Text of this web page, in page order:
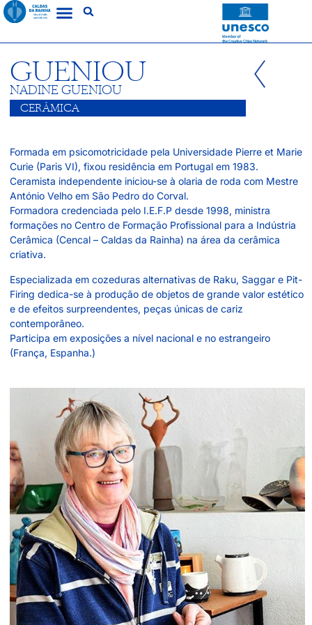
GUENIOU
NADINE GUENIOU
CERÂMICA
Formada em psicomotricidade pela Universidade Pierre et Marie
Curie (Paris VI), fixou residência em Portugal em 1983.
Ceramista independente iniciou-se à olaria de roda com Mestre
António Velho em São Pedro do Corval.
Formadora credenciada pelo I.E.F.P desde 1998, ministra
formações no Centro de Formação Profissional para a Indústria
Cerâmica (Cencal – Caldas da Rainha) na área da cerâmica
criativa.
Especializada em cozeduras alternativas de Raku, Saggar e Pit-
Firing dedica-se à produção de objetos de grande valor estético
e de efeitos surpreendentes, peças únicas de cariz
contemporâneo.
Participa em exposições a nível nacional e no estrangeiro
(França, Espanha.)